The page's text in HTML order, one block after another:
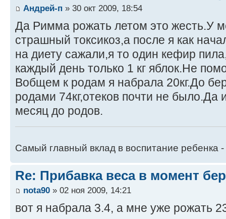
Андрей-п » 30 окт 2009, 18:54
Да Римма рожать летом это жесть.У
страшный токсикоз,а после я как
на диету сажали,я то один кефир
каждый день только 1 кг яблок.Не
Вобщем к родам я набрала 20кг.До
родами 74кг,отеков почти не было.Да
месяц до родов.
Самый главный вклад в воспитание ребенка
Re: Прибавка веса в момент
nota90 » 02 ноя 2009, 14:21
вот я набрала 3.4, а мне уже рожать